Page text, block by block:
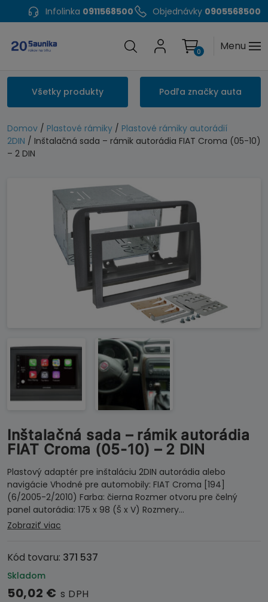
Infolinka 0911568500 Objednávky 0905568500
Menu
0
Všetky produkty Podľa značky auta
Domov / Plastové rámiky / Plastové rámiky autorádií
2DIN / Inštalačná sada – rámik autorádia FIAT Croma (05-10)
– 2 DIN
Inštalačná sada – rámik autorádia
FIAT Croma (05-10) – 2 DIN
Plastový adaptér pre inštaláciu 2DIN autorádia alebo
navigácie Vhodné pre automobily: FIAT Croma [194]
(6/2005-2/2010) Farba: čierna Rozmer otvoru pre čelný
panel autorádia: 175 x 98 (Š x V) Rozmery…
Zobraziť viac
Kód tovaru: 371 537
Skladom
50,02 € s DPH